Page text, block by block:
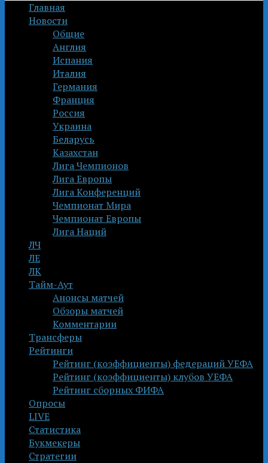
Главная
Новости
Общие
Англия
Испания
Италия
Германия
Франция
Россия
Украина
Беларусь
Казахстан
Лига Чемпионов
Лига Европы
Лига Конференций
Чемпионат Мира
Чемпионат Европы
Лига Наций
ЛЧ
ЛЕ
ЛК
Тайм-Аут
Анонсы матчей
Обзоры матчей
Комментарии
Трансферы
Рейтинги
Рейтинг (коэффициенты) федераций УЕФА
Рейтинг (коэффициенты) клубов УЕФА
Рейтинг сборных ФИФА
Опросы
LIVE
Статистика
Букмекеры
Стратегии